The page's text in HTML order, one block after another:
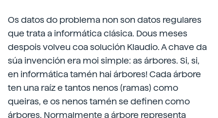
Os datos do problema non son datos regulares
que trata a informática clásica. Dous meses
despois volveu coa solución Klaudio. A chave da
súa invención era moi simple: as árbores. Si, si,
en informática tamén hai árbores! Cada árbore
ten una raíz e tantos nenos (ramas) como
queiras, e os nenos tamén se definen como
árbores. Normalmente a árbore representa